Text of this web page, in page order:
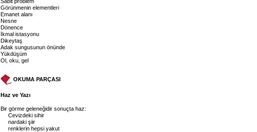
Görünmenin elementleri
Emanet alanı
Nesne
Dönence
İkmal istasyonu
Dikeytaş
Adak sungusunun önünde
Yükdüşüm
Ol, oku, gel
OKUMA PARÇASI
Haz ve Yazı
Bir görme geleneğidir sonuçta haz:
Cevizdeki sihir
nardaki şiir
renklerin hepsi yakut